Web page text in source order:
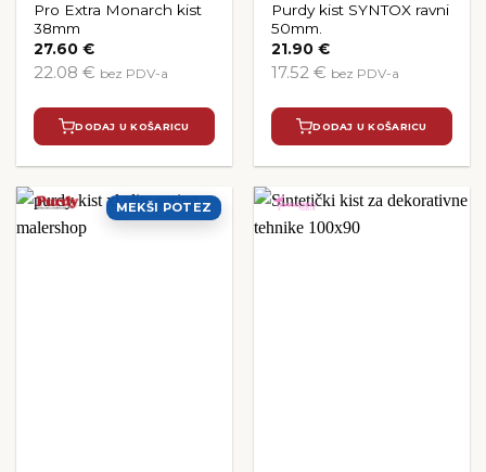
Pro Extra Monarch kist
38mm
27.60€
22.08 € bez PDV-a
DODAJ U KOŠARICU
Purdy kist SYNTOX ravni
50mm.
21.90€
17.52 € bez PDV-a
DODAJ U KOŠARICU
MEKŠI POTEZ